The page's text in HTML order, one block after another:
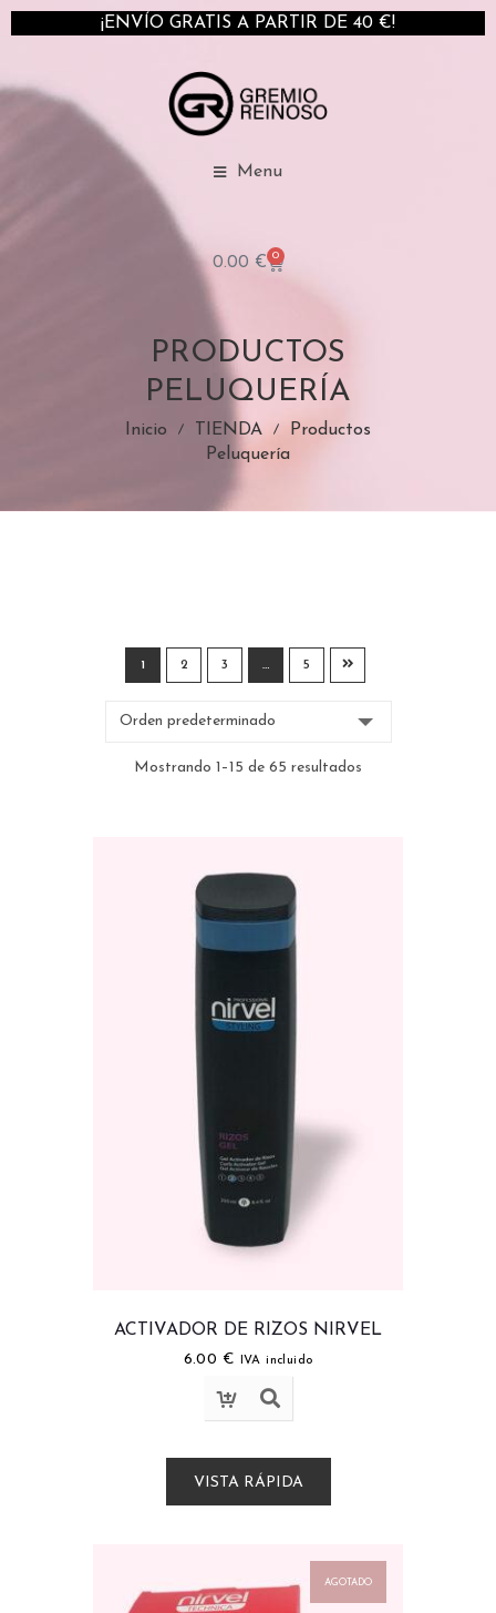
0.00 € 0
Menu
¡ENVÍO GRATIS A PARTIR DE 40 €!
PRODUCTOS
PELUQUERÍA
Inicio TIENDA
Productos
Peluquería
1 2 3 … 5
Mostrando 1–15 de 65 resultados
ACTIVADOR DE RIZOS NIRVEL
6.00 € IVA incluido
VISTA RÁPIDA
AGOTADO